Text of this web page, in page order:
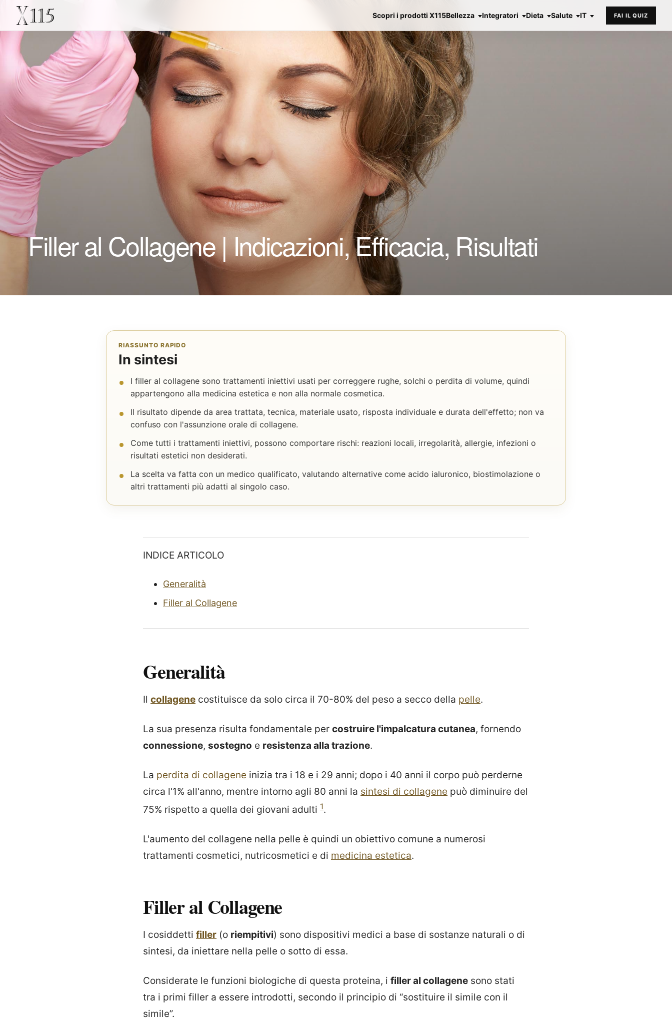
Scopri i prodotti X115Bellezza Integratori Dieta Salute IT FAI IL QUIZ
Filler al Collagene | Indicazioni, Efficacia, Risultati
RIASSUNTO RAPIDO
In sintesi
I filler al collagene sono trattamenti iniettivi usati per correggere rughe, solchi o perdita di volume, quindi
appartengono alla medicina estetica e non alla normale cosmetica.
Il risultato dipende da area trattata, tecnica, materiale usato, risposta individuale e durata dell'effetto; non va
confuso con l'assunzione orale di collagene.
Come tutti i trattamenti iniettivi, possono comportare rischi: reazioni locali, irregolarità, allergie, infezioni o
risultati estetici non desiderati.
La scelta va fatta con un medico qualificato, valutando alternative come acido ialuronico, biostimolazione o
altri trattamenti più adatti al singolo caso.
INDICE ARTICOLO
Generalità
Filler al Collagene
Generalità
Il collagene costituisce da solo circa il 70-80% del peso a secco della pelle.
La sua presenza risulta fondamentale per costruire l'impalcatura cutanea, fornendo
connessione, sostegno e resistenza alla trazione.
La perdita di collagene inizia tra i 18 e i 29 anni; dopo i 40 anni il corpo può perderne
circa l'1% all'anno, mentre intorno agli 80 anni la sintesi di collagene può diminuire del
75% rispetto a quella dei giovani adulti 1.
L'aumento del collagene nella pelle è quindi un obiettivo comune a numerosi
trattamenti cosmetici, nutricosmetici e di medicina estetica.
Filler al Collagene
I cosiddetti filler (o riempitivi) sono dispositivi medici a base di sostanze naturali o di
sintesi, da iniettare nella pelle o sotto di essa.
Considerate le funzioni biologiche di questa proteina, i filler al collagene sono stati
tra i primi filler a essere introdotti, secondo il principio di “sostituire il simile con il
simile”.